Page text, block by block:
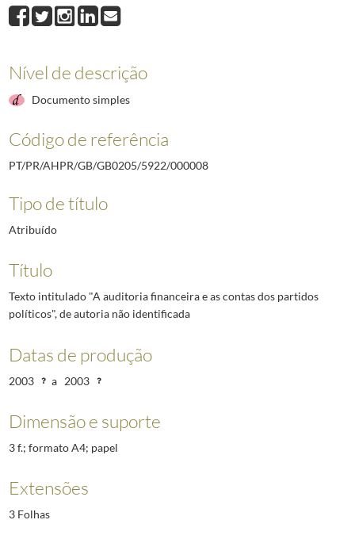
000008Texto intitulado "A auditoria financeira e as contas dos partidos
000009Email de Paulo Tavares ao Chefe da Casa Civil da Presidência da
Nível de descrição
Documento simples
Código de referência
PT/PR/AHPR/GB/GB0205/5922/000008
Tipo de título
Atribuído
Título
Texto intitulado "A auditoria financeira e as contas dos partidos
políticos", de autoria não identificada
Datas de produção
2003 a 2003
Dimensão e suporte
3 f.; formato A4; papel
Extensões
3 Folhas